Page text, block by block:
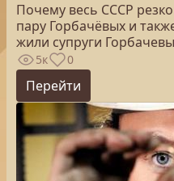
Почему весь СССР
пару Горбачёвых и
жили супруги
5к 0
Перейти